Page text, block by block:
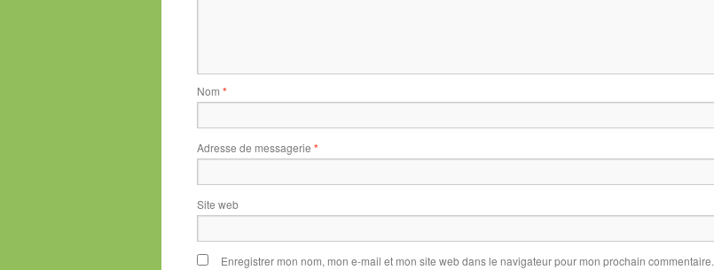
Nom *
Adresse de messagerie *
Site web
Enregistrer mon nom, mon e-mail et mon site web dans le navigateur pour mon prochain commentaire.